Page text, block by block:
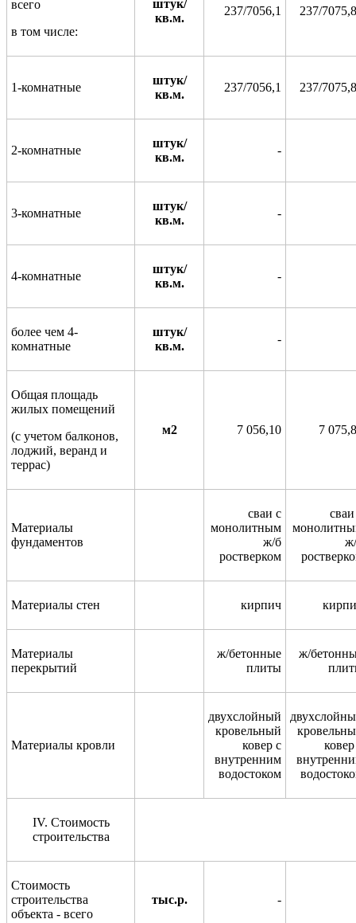
всего
в том числе:
штук/
кв.м.
237/7056,1 237/
1-комнатные
штук/
кв.м.
237/7056,1 237/
2-комнатные
штук/
кв.м.
-
3-комнатные
штук/
кв.м.
-
4-комнатные
штук/
кв.м.
-
более чем 4-
комнатные
штук/
кв.м.
-
Общая площадь
жилых помещений
(с учетом балконов,
лоджий, веранд и
террас)
м2 7 056,10 7
Материалы
фундаментов
сваи с
монолитным
ж/б
ростверком
Материалы стен кирпич
Материалы
перекрытий
ж/бетонные
плиты
ж/
Материалы кровли
двухслойный
кровельный
ковер с
внутренним
водостоком
IV. Стоимость
строительства
Стоимость
строительства
объекта - всего
тыс.р. -